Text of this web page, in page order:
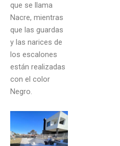
que se llama
Nacre, mientras
que las guardas
y las narices de
los escalones
están realizadas
con el color
Negro.